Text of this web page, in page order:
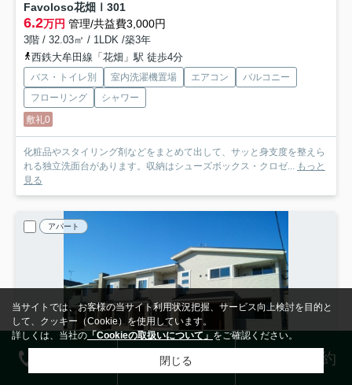
Favoloso花畑Ⅰ 301
6.2万円 管理/共益費3,000円
3階 / 32.03㎡ / 1LDK /築3年
西鉄大牟田線「花畑」駅 徒歩4分
バス・トイレ別 室内洗濯機置場 エアコン
バルコニー
フローリング
シャワー
敷礼0
化粧品やスタイリング剤などをまとめて出して、サッと身支度を整えら
れる独立洗面台があります。収納はシューズボックス・クロゼ... もっと
見る
アパート
お問合せ 来店予約
当サイトでは、お客様の当サイト利用状況把握、サービス向上検討を目的と
して、クッキー（Cookie）を使用しています。
詳しくは、当社の 「Cookieの取扱いについて」 をご確認ください。
閉じる